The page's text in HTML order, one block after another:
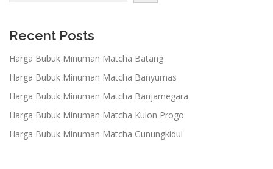
Recent Posts
Harga Bubuk Minuman Matcha Batang
Harga Bubuk Minuman Matcha Banyumas
Harga Bubuk Minuman Matcha Banjarnegara
Harga Bubuk Minuman Matcha Kulon Progo
Harga Bubuk Minuman Matcha Gunungkidul